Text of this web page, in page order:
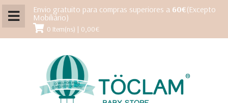
Envio gratuito para compras superiores a 60€(Excepto
Mobiliário)
0 Item(ns) | 0,00€